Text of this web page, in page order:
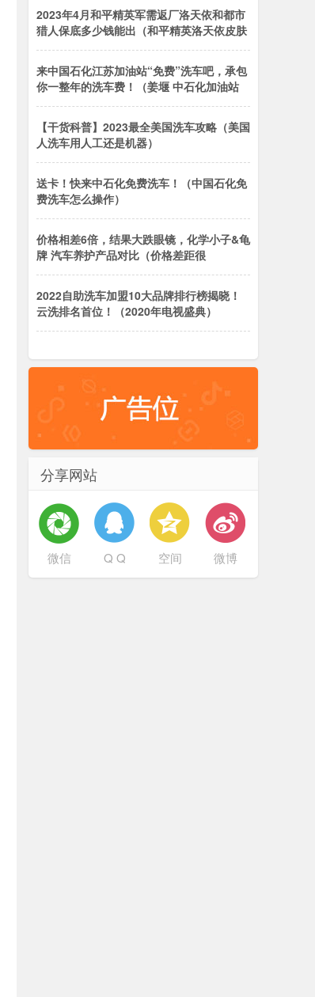
2023年4月和平精英军需返厂洛天依和都市
猎人保底多少钱能出（和平精英洛天依皮肤
来中国石化江苏加油站“免费”洗车吧，承包
你一整年的洗车费！（姜堰 中石化加油站
【干货科普】2023最全美国洗车攻略（美国
人洗车用人工还是机器）
送卡！快来中石化免费洗车！（中国石化免
费洗车怎么操作）
价格相差6倍，结果大跌眼镜，化学小子&龟
牌 汽车养护产品对比（价格差距很
2022自助洗车加盟10大品牌排行榜揭晓！
云洗排名首位！（2020年电视盛典）
分享网站
微信 Q Q 空间 微博